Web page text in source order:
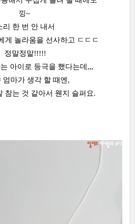
낑~
리 한 번 안 내서
게 놀라움을 선사하고 ㄷㄷㄷ
정말정말!!!!!
아이로 등극을 했다는데,,,
엄마가 생각 할 때엔,
참는 것 같아서 웬지 슬퍼요.